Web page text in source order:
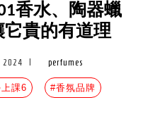
香水、陶器蠟
貴的有道理
2024 perfumes
課6 #香氛品牌